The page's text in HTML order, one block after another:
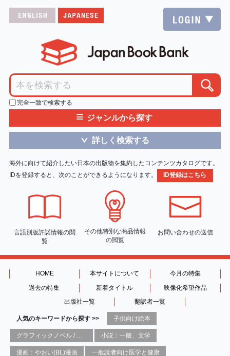
完全一致で検索する
≡ ジャンルから探す
＞ 詳しく検索する
海外に向けて紹介したい日本の出版物を集約したコンテンツカタログです。
IDを登録すると、次のことができるようになります。
ID登録はこちら
言語別版許諾情報の閲
覧
その他特別な商品情報
の閲覧
お問い合わせの送信
HOME 本サイトについて
今月の特集
過去の特集
新着タイトル
映像化希望作品
出版社一覧
翻訳者一覧
人気のキーワードから探す >> 子供向け絵本
小説：一般、文学
漫画：やおい(BL)漫画 一般読者向け医学と健康